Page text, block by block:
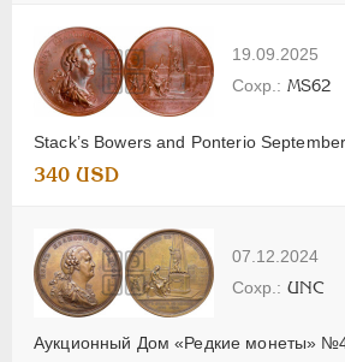
19.09.2025
Stack’s Bowers and Ponterio
MS62
340 USD
07.12.2024
Аукционный Дом «Редкие монеты»
UNC